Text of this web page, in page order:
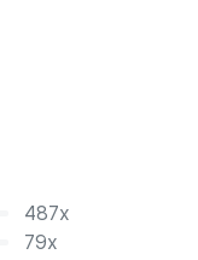
487x
79x